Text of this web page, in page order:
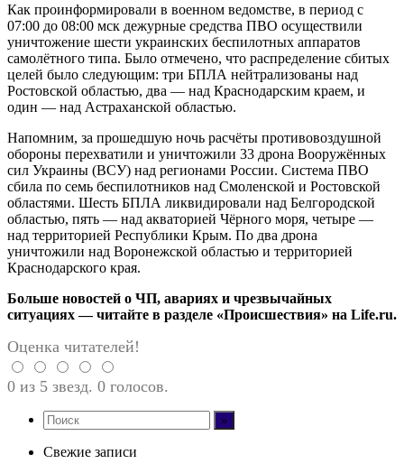
Как проинформировали в военном ведомстве, в период с
07:00 до 08:00 мск дежурные средства ПВО осуществили
уничтожение шести украинских беспилотных аппаратов
самолётного типа. Было отмечено, что распределение сбитых
целей было следующим: три БПЛА нейтрализованы над
Ростовской областью, два — над Краснодарским краем, и
один — над Астраханской областью.
Напомним, за прошедшую ночь расчёты противовоздушной
обороны перехватили и уничтожили 33 дрона Вооружённых
сил Украины (ВСУ) над регионами России. Система ПВО
сбила по семь беспилотников над Смоленской и Ростовской
областями. Шесть БПЛА ликвидировали над Белгородской
областью, пять — над акваторией Чёрного моря, четыре —
над территорией Республики Крым. По два дрона
уничтожили над Воронежской областью и территорией
Краснодарского края.
Больше новостей о ЧП, авариях и чрезвычайных
ситуациях — читайте в разделе «Происшествия» на Life.ru.
Оценка читателей!
0 из 5 звезд. 0 голосов.
Свежие записи